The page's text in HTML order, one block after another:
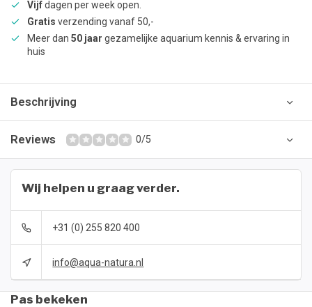
Vijfdagen per week open.
Gratis verzending vanaf 50,-
Meer dan 50 jaar gezamelijke aquarium kennis & ervaring in
huis
Beschrijving
Reviews 0/5
Wij helpen u graag verder.
+31 (0) 255 820 400
info@aqua-natura.nl
Pas bekeken